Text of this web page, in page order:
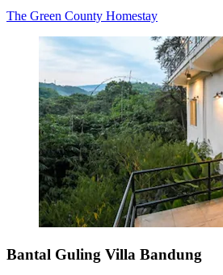
The Green County Homestay
Bantal Guling Villa Bandung